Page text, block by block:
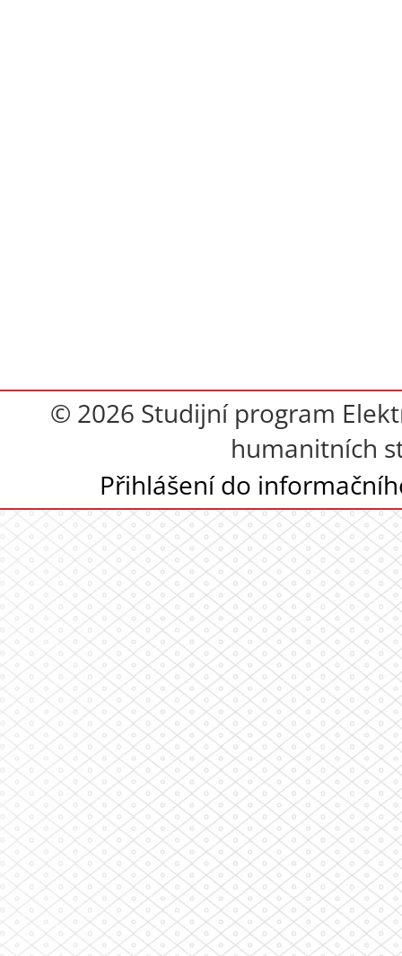
© 2026 Studijní program
humanitních
Přihlášení do